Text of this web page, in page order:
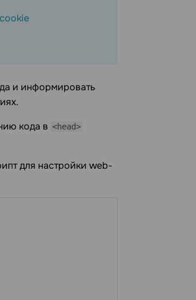
cookie
и информировать
кода в <head>
для настройки web-